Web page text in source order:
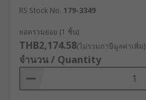
RS Stock No. 179-3349
ยอดรวมย่อย (1 ชิ้น)
THB2,174.58(ไม่รวมภาษีมูลค่าเพิ่ม)
จำนวน / Quantity